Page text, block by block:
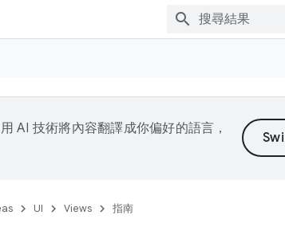
AI 技術將內容翻譯成你偏好的語言，
UI Views 指南